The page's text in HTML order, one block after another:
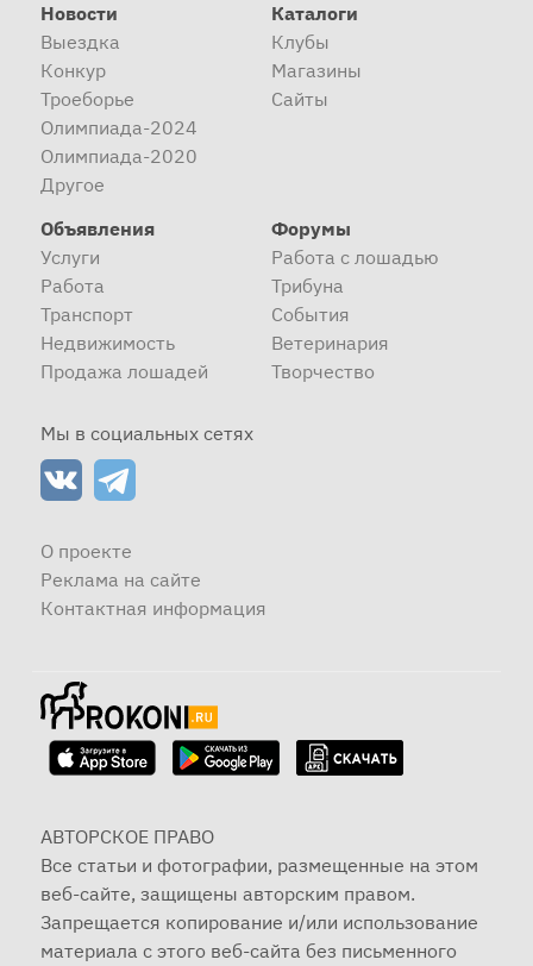
Новости
Выездка
Конкур
Троеборье
Олимпиада-2024
Олимпиада-2020
Другое
Каталоги
Клубы
Магазины
Сайты
Объявления
Услуги
Работа
Транспорт
Недвижимость
Продажа лошадей
Форумы
Работа с лошадью
Трибуна
События
Ветеринария
Творчество
Мы в социальных сетях
О проекте
Реклама на сайте
Контактная информация
АВТОРСКОЕ ПРАВО
Все статьи и фотографии, размещенные на этом
веб-сайте, защищены авторским правом.
Запрещается копирование и/или использование
материала с этого веб-сайта без письменного